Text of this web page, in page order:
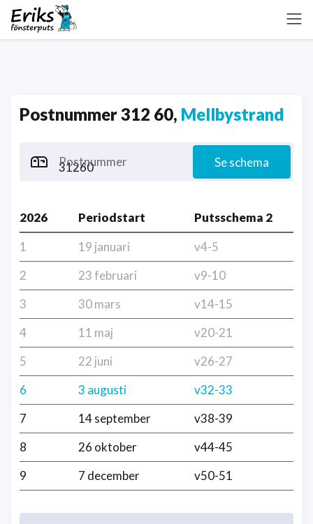
Postnummer 312 60, Mellbystrand
Postnummer Se schema
2026 Periodstart
Putsschema 2
1
19 januari
v4-5
2
23 februari
v9-10
3
30 mars
v14-15
4
11 maj
v20-21
5
22 juni
v26-27
6
3 augusti
v32-33
7
14 september
v38-39
8
26 oktober
v44-45
9
7 december v50-51